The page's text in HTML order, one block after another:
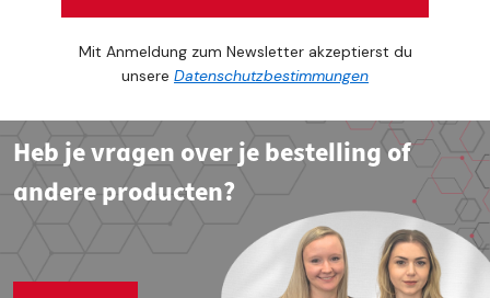
Mit Anmeldung zum Newsletter akzeptierst du
unsere Datenschutzbestimmungen
Heb je vragen over je bestelling of
andere producten?